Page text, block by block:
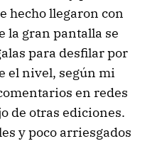
hecho llegaron con
la gran pantalla se
para desfilar por
el nivel, según mi
en redes
de otras ediciones.
y poco arriesgados